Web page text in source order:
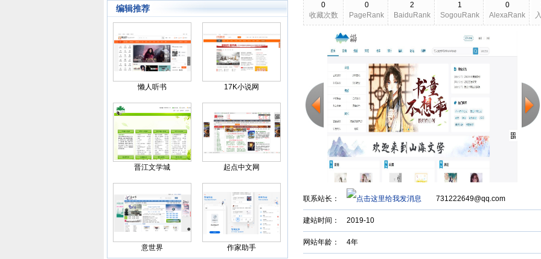
编辑推荐
懒人听书 17K小说网
晋江文学城 起点中文网
意世界 作家助手
0
收藏次数
0
PageRank
2
BaiduRank
1
SogouRank
0
AlexaRank
2026-03-24
更新日期
联系站长： 731222649@qq.com
建站时间： 2019-10
网站年龄： 4年
Back to Top